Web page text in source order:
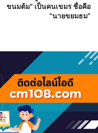
ขนมต้ม” เป็นคนเขมร ชื่อคือ
“นายขยมธม”